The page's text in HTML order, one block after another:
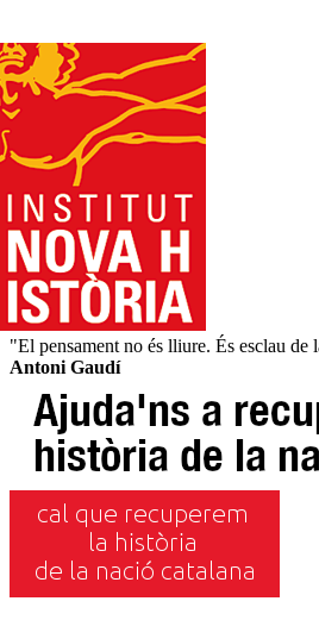
"El pensament no és lliure. És esclau de
Antoni Gaudí